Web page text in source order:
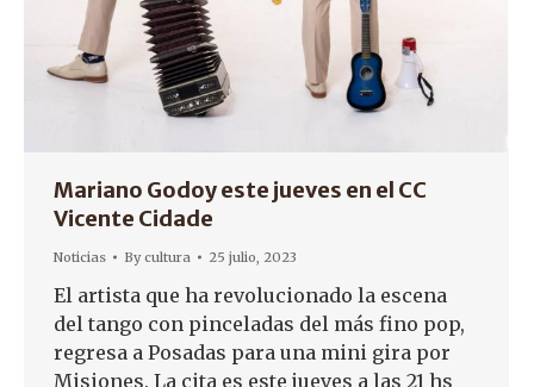
Mariano Godoy este jueves en el CC
Vicente Cidade
Noticias Bycultura 25 julio, 2023
El artista que ha revolucionado la escena
del tango con pinceladas del más fino pop,
regresa a Posadas para una mini gira por
Misiones. La cita es este jueves a las 21 hs